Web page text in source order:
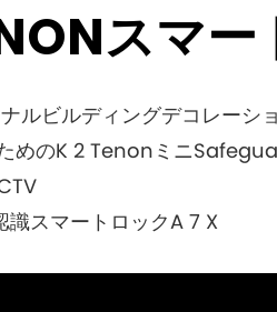
スマ
ルビルディングデコレーシ
めのK 2 Tenonミニ
スマートロックA 7 X